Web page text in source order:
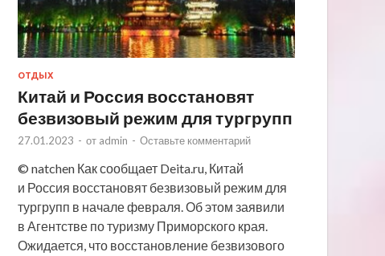
ОТДЫХ
Китай и Россия восстановят
безвизовый режим для тургрупп
27.01.2023 - от admin - Оставьте комментарий
© natchen Как сообщает Deita.ru, Китай
и Россия восстановят безвизовый режим для
тургрупп в начале февраля. Об этом заявили
в Агентстве по туризму Приморского края.
Ожидается, что восстановление безвизового